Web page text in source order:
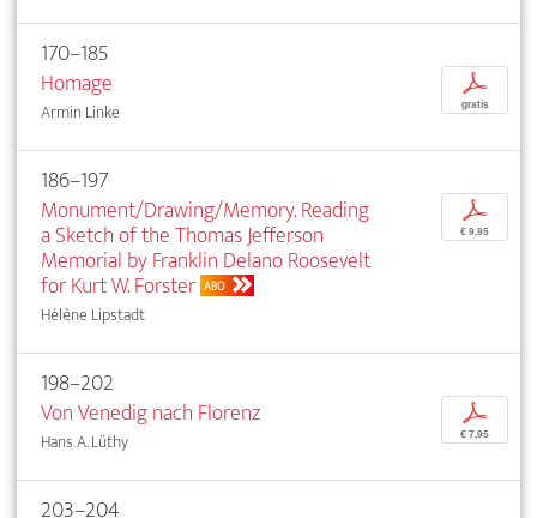
170–185
Homage
Armin Linke
p
gratis
186–197
Monument/Drawing/Memory. Reading
a Sketch of the Thomas Jefferson
Memorial by Franklin Delano Roosevelt
for Kurt W. Forster ABO
Hélène Lipstadt
p
€ 9,95
198–202
Von Venedig nach Florenz
Hans A. Lüthy
p
€ 7,95
203–204